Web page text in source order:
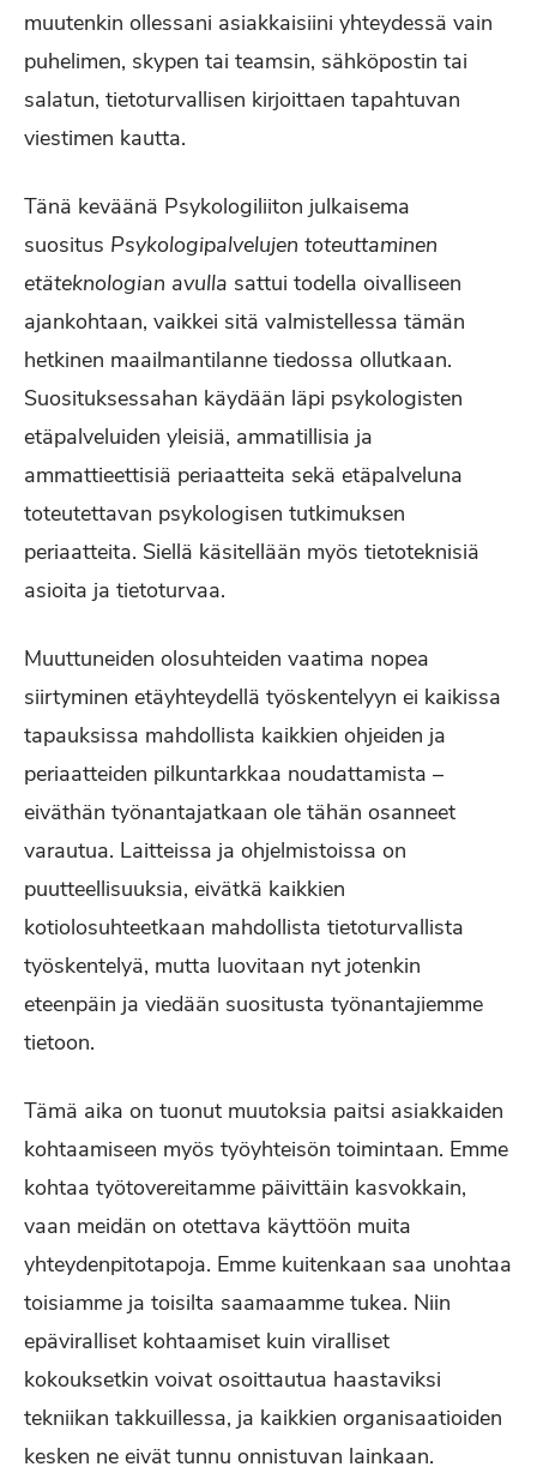
muutenkin ollessani asiakkaisiini yhteydessä vain
puhelimen, skypen tai teamsin, sähköpostin tai
salatun, tietoturvallisen kirjoittaen tapahtuvan
viestimen kautta.
Tänä keväänä Psykologiliiton julkaisema
suositus Psykologipalvelujen toteuttaminen
etäteknologian avulla sattui todella oivalliseen
ajankohtaan, vaikkei sitä valmistellessa tämän
hetkinen maailmantilanne tiedossa ollutkaan.
Suosituksessahan käydään läpi psykologisten
etäpalveluiden yleisiä, ammatillisia ja
ammattieettisiä periaatteita sekä etäpalveluna
toteutettavan psykologisen tutkimuksen
periaatteita. Siellä käsitellään myös tietoteknisiä
asioita ja tietoturvaa.
Muuttuneiden olosuhteiden vaatima nopea
siirtyminen etäyhteydellä työskentelyyn ei kaikissa
tapauksissa mahdollista kaikkien ohjeiden ja
periaatteiden pilkuntarkkaa noudattamista –
eiväthän työnantajatkaan ole tähän osanneet
varautua. Laitteissa ja ohjelmistoissa on
puutteellisuuksia, eivätkä kaikkien
kotiolosuhteetkaan mahdollista tietoturvallista
työskentelyä, mutta luovitaan nyt jotenkin
eteenpäin ja viedään suositusta työnantajiemme
tietoon.
Tämä aika on tuonut muutoksia paitsi asiakkaiden
kohtaamiseen myös työyhteisön toimintaan. Emme
kohtaa työtovereitamme päivittäin kasvokkain,
vaan meidän on otettava käyttöön muita
yhteydenpitotapoja. Emme kuitenkaan saa unohtaa
toisiamme ja toisilta saamaamme tukea. Niin
epäviralliset kohtaamiset kuin viralliset
kokouksetkin voivat osoittautua haastaviksi
tekniikan takkuillessa, ja kaikkien organisaatioiden
kesken ne eivät tunnu onnistuvan lainkaan.